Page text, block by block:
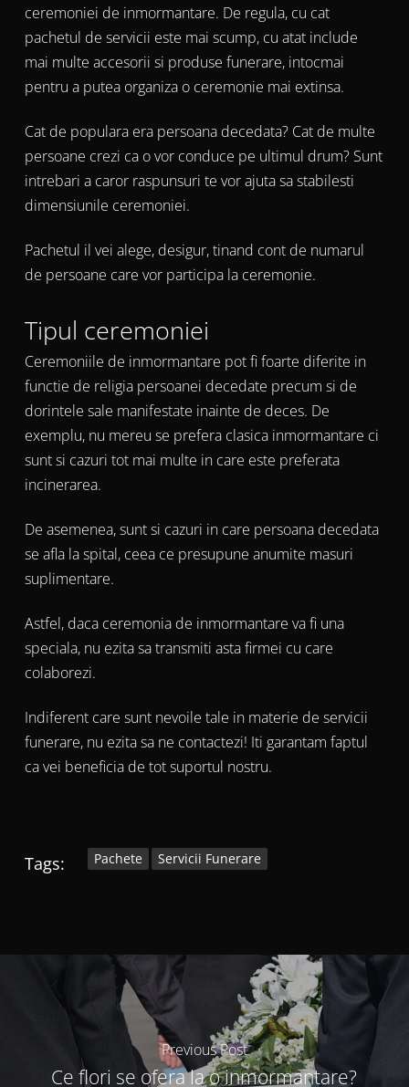
ceremoniei de inmormantare. De regula, cu cat
pachetul de servicii este mai scump, cu atat include
mai multe accesorii si produse funerare, intocmai
pentru a putea organiza o ceremonie mai extinsa.
Cat de populara era persoana decedata? Cat de multe
persoane crezi ca o vor conduce pe ultimul drum? Sunt
intrebari a caror raspunsuri te vor ajuta sa stabilesti
dimensiunile ceremoniei.
Pachetul il vei alege, desigur, tinand cont de numarul
de persoane care vor participa la ceremonie.
Tipul ceremoniei
Ceremoniile de inmormantare pot fi foarte diferite in
functie de religia persoanei decedate precum si de
dorintele sale manifestate inainte de deces. De
exemplu, nu mereu se prefera clasica inmormantare ci
sunt si cazuri tot mai multe in care este preferata
incinerarea.
De asemenea, sunt si cazuri in care persoana decedata
se afla la spital, ceea ce presupune anumite masuri
suplimentare.
Astfel, daca ceremonia de inmormantare va fi una
speciala, nu ezita sa transmiti asta firmei cu care
colaborezi.
Indiferent care sunt nevoile tale in materie de servicii
funerare, nu ezita sa ne contactezi! Iti garantam faptul
ca vei beneficia de tot suportul nostru.
Tags: Pachete Servicii Funerare
Previous Post
Ce flori se ofera la o inmormantare?